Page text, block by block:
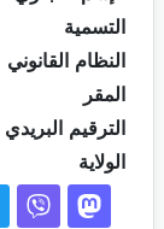
التسمية
النظام القانوني
المقر
الترقيم البريدي
الولاية